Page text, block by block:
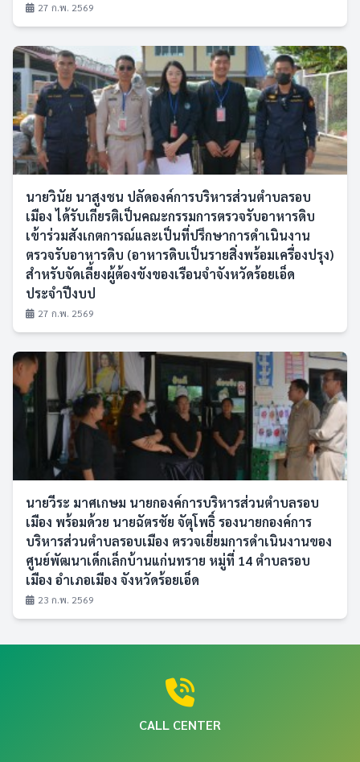
27 ก.พ. 2569
นายวินัย นาสูงชน ปลัดองค์การบริหารส่วนตำบลรอบ
เมือง ได้รับเกียรติเป็นคณะกรรมการตรวจรับอาหารดิบ
เข้าร่วมสังเกตการณ์และเป็นที่ปรึกษาการดำเนินงาน
ตรวจรับอาหารดิบ (อาหารดิบเป็นรายสิ่งพร้อมเครื่องปรุง)
สำหรับจัดเลี้ยงผู้ต้องขังของเรือนจำจังหวัดร้อยเอ็ด
ประจำปีงบป
27 ก.พ. 2569
นายวีระ มาศเกษม นายกองค์การบริหารส่วนตำบลรอบ
เมือง พร้อมด้วย นายฉัตรชัย จัตุโพธิ์ รองนายกองค์การ
บริหารส่วนตำบลรอบเมือง ตรวจเยี่ยมการดำเนินงานของ
ศูนย์พัฒนาเด็กเล็กบ้านแก่นทราย หมู่ที่ 14 ตำบลรอบ
เมือง อำเภอเมือง จังหวัดร้อยเอ็ด
23 ก.พ. 2569
CALL CENTER